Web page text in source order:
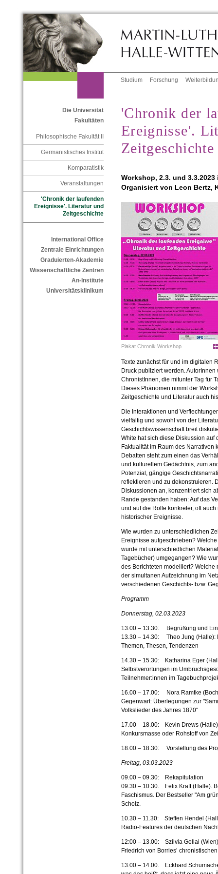
Studium Forschung
Die Universität
Fakultäten
Philosophische Fakultät II
Germanistisches Institut
Komparatistik
Veranstaltungen
'Chronik der laufenden
Ereignisse'. Literatur und
Zeitgeschichte
International Office
Zentrale Einrichtungen
Graduierten-Akademie
Wissenschaftliche Zentren
An-Institute
Universitätsklinikum
'Chronik der
Ereignisse'.
Zeitgeschichte
Workshop, 2.3. und 3.3.2023
Organisiert von Leon Bertz,
Plakat Chronik Workshop
Texte zunächst für und im digitalen
Druck publiziert werden.
ChronistInnen, die mitunter Tag für
Dieses Phänomen nimmt der
Zeitgeschichte und Literatur auch
Die Interaktionen und
vielfältig und sowohl von der
Geschichtswissenschaft breit
White hat sich diese Diskussion auf
Faktualität im Raum des Narrativen
Debatten steht zum einen das
und kulturellem Gedächtnis, zum
Potenzial, gängige
reflektieren und zu dekonstruieren.
Diskussionen an, konzentriert sich
Rande gestanden haben: Auf das
und auf die Rolle konkreter, oft
historischer Ereignisse.
Wie wurden zu unterschiedlichen
Ereignisse aufgeschrieben?
wurde mit unterschiedlichen
Tagebücher) umgegangen? Wie
des Berichteten modelliert?
der simultanen Aufzeichnung im
verschiedenen Geschichts- bzw.
Programm
Donnerstag, 02.03.2023
13.00 – 13.30: Begrüßung und
13.30 – 14.30: Theo Jung (Halle):
Themen, Thesen, Tendenzen
14.30 – 15.30: Katharina Eger
Selbstverortungen im
Teilnehmer:innen im
16.00 – 17.00: Nora Ramtke
Gegenwart: Überlegungen zur
Volkslieder des Jahres 1870"
17.00 – 18.00: Kevin Drews
Konkursmasse oder Rohstoff von
18.00 – 18.30: Vorstellung des
Freitag, 03.03.2023
09.00 – 09.30: Rekapitulation
09.30 – 10.30: Felix Kraft (Halle):
Faschismus. Der Bestseller "Am
Scholz.
10.30 – 11.30: Steffen Hendel
Radio-Features der deutschen
12:00 – 13.00: Szilvia Gellai
Friedrich von Borriesʼ
13.00 – 14.00: Eckhard